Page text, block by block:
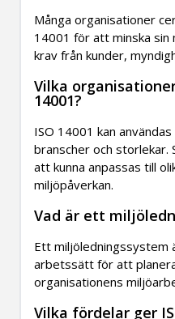
Många organisationer
14001 för att minska sin
krav från kunder,
Vilka
14001?
ISO 14001 kan
branscher och
att kunna anpassas till
miljöpåverkan.
Vad är ett
Ett
arbetssätt för att
organisationens
Vilka fördelar ger